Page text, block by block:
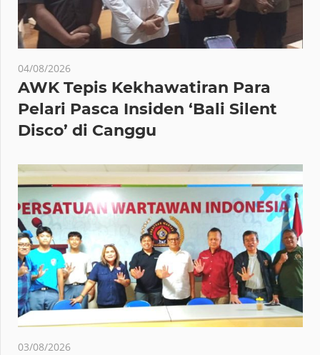
04/08/2026
AWK Tepis Kekhawatiran Para
Pelari Pasca Insiden ‘Bali Silent
Disco’ di Canggu
03/08/2026